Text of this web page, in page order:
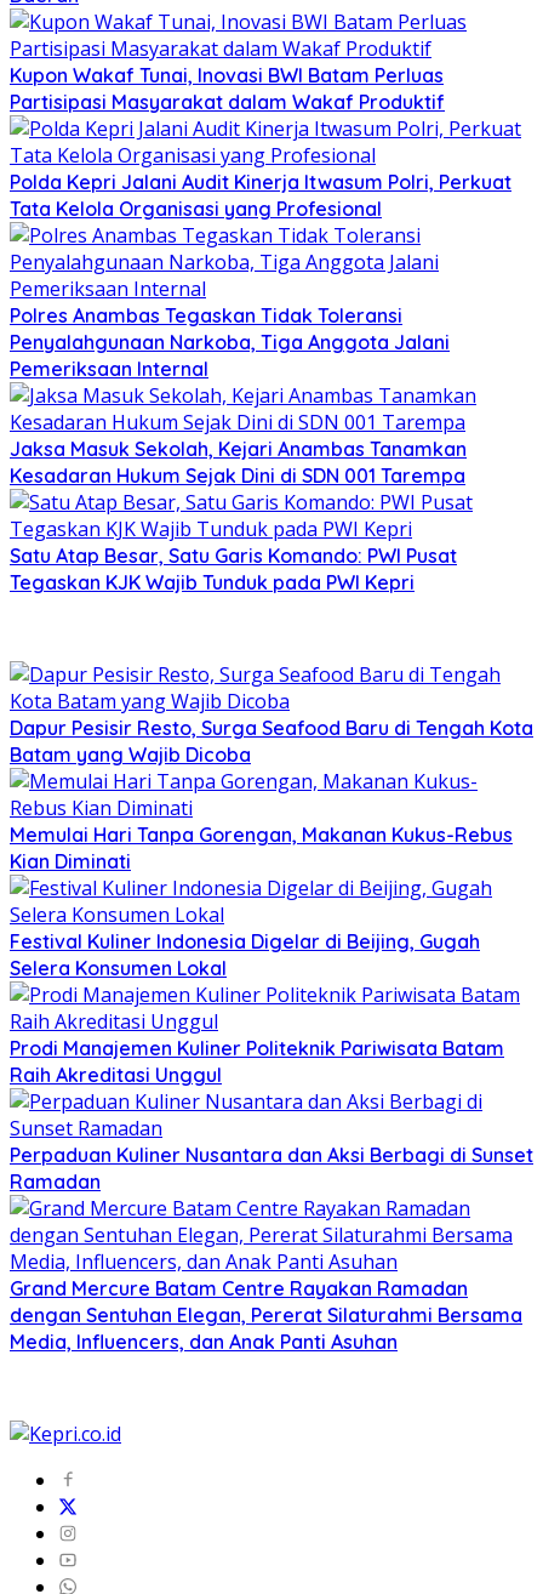
Kupon Wakaf Tunai, Inovasi BWI Batam Perluas
Partisipasi Masyarakat dalam Wakaf Produktif
Polda Kepri Jalani Audit Kinerja Itwasum Polri, Perkuat
Tata Kelola Organisasi yang Profesional
Polres Anambas Tegaskan Tidak Toleransi
Penyalahgunaan Narkoba, Tiga Anggota Jalani
Pemeriksaan Internal
Jaksa Masuk Sekolah, Kejari Anambas Tanamkan
Kesadaran Hukum Sejak Dini di SDN 001 Tarempa
Satu Atap Besar, Satu Garis Komando: PWI Pusat
Tegaskan KJK Wajib Tunduk pada PWI Kepri
Dapur Pesisir Resto, Surga Seafood Baru di Tengah Kota
Batam yang Wajib Dicoba
Memulai Hari Tanpa Gorengan, Makanan Kukus-Rebus
Kian Diminati
Festival Kuliner Indonesia Digelar di Beijing, Gugah
Selera Konsumen Lokal
Prodi Manajemen Kuliner Politeknik Pariwisata Batam
Raih Akreditasi Unggul
Perpaduan Kuliner Nusantara dan Aksi Berbagi di Sunset
Ramadan
Grand Mercure Batam Centre Rayakan Ramadan
dengan Sentuhan Elegan, Pererat Silaturahmi Bersama
Media, Influencers, dan Anak Panti Asuhan